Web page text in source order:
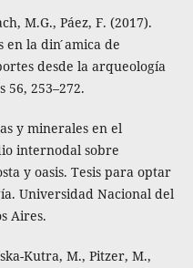
M.G., Páez, F. (2017).
en la din ́amica de
desde la arqueología
56, 253–272.
y minerales en el
internodal sobre
y oasis. Tesis para optar
Universidad Nacional del
Aires.
Kutra, M., Pitzer, M.,